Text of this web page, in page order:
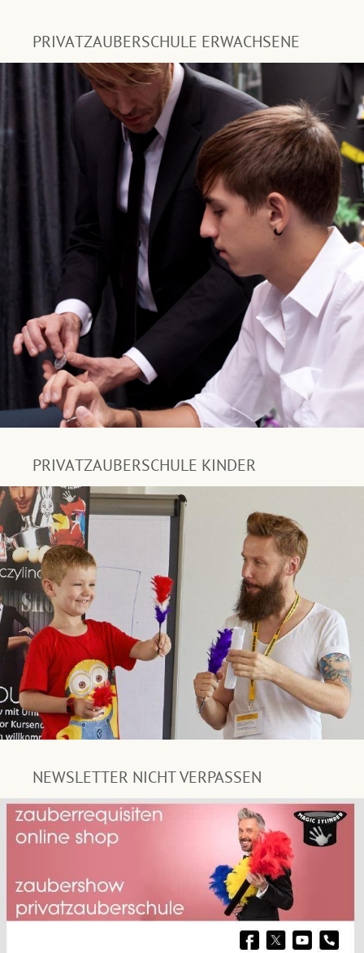
PRIVATZAUBERSCHULE ERWACHSENE
PRIVATZAUBERSCHULE KINDER
NEWSLETTER NICHT VERPASSEN